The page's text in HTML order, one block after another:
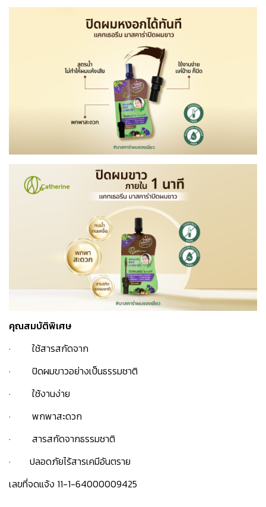
คุณสมบัติพิเศษ
· ใช้สารสกัดจาก
· ปิดผมขาวอย่างเป็นธรรมชาติ
· ใช้งานง่าย
· พกพาสะดวก
· สารสกัดจากธรรมชาติ
· ปลอดภัยไร้สารเคมีอันตราย
เลขที่จดแจ้ง 11-1-64000009425